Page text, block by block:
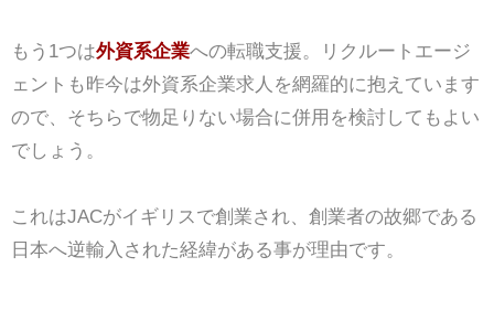
もう1つは外資系企業への転職支援。リクルートエージ
ェントも昨今は外資系企業求人を網羅的に抱えています
ので、そちらで物足りない場合に併用を検討してもよい
でしょう。
これはJACがイギリスで創業され、創業者の故郷である
日本へ逆輸入された経緯がある事が理由です。